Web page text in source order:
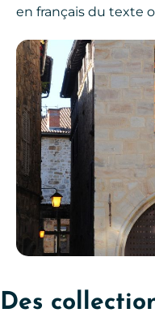
en français du texte
Des